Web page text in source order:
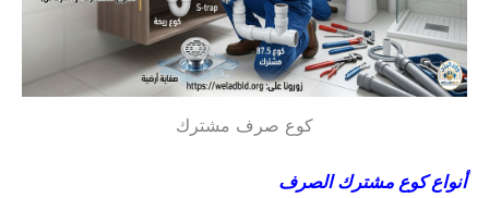
كوع صرف مشترك
أنواع كوع مشترك الصرف